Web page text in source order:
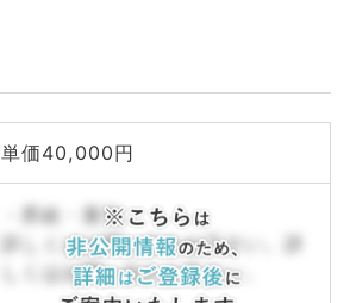
単価40,000円
・昇給・賞与
詳しくはお問い合わせ下さい。詳
しくはお問い合わせ下さい。